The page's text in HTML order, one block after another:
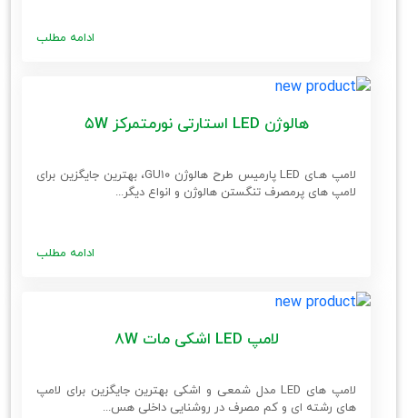
ادامه مطلب
هالوژن LED استارتی نورمتمرکز 5W
لامپ هـای LED پارمیس طرح هالوژن GU10، بهترین جایگزین برای
لامپ های پرمصرف تنگستن هالوژن و انواع دیگر...
ادامه مطلب
لامپ LED اشکی مات 8W
لامپ های LED مدل شمعی و اشکی بهترین جایگزین برای لامپ
های رشته ای و کم مصرف در روشنایی داخلی هس...